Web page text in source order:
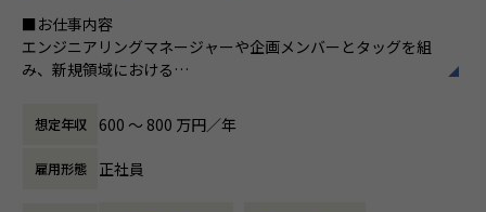
■仕事の魅力
Webサービス開発、スマホアプリ開発、業務系システム、基
ェーン技術を活用したシステム開発やIoTシステム開発など
増えてきています。業種やターゲットユーザー、今から立ち
■お仕事内容
エンジニアリングマネージャーや企画メンバーとタッグを組
み、新規領域における
アーキテクチャ設計・開発全般をお任せします。
＜具体的な業務イメージ＞
現在はPoCフェーズのため、技術と顧客課題の両面から「本
想定年収 600 〜 800 万円／年
雇用形態 正社員